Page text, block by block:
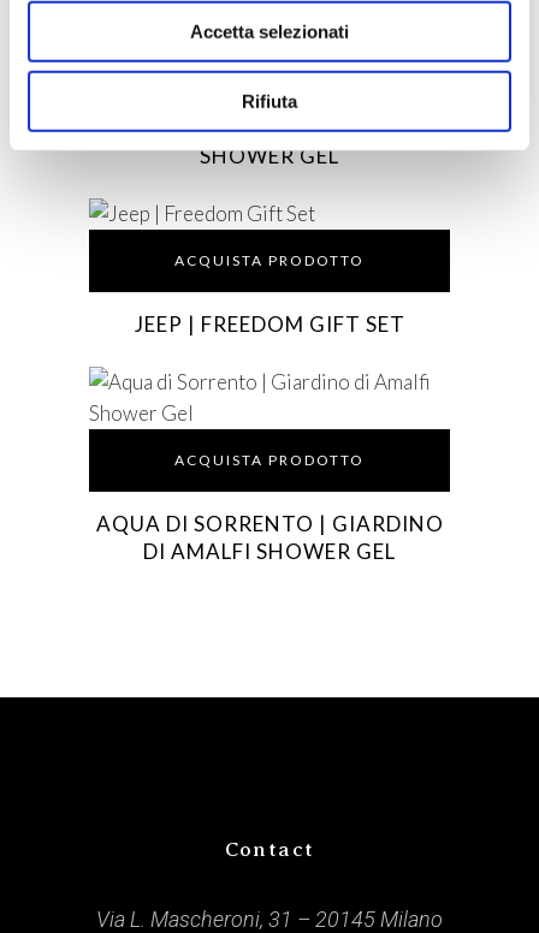
Accetta selezionati
Rifiuta
ACQUISTA PRODOTTO
JEEP | ADVENTURE SHAMPOO &
SHOWER GEL
ACQUISTA PRODOTTO
JEEP | FREEDOM GIFT SET
ACQUISTA PRODOTTO
AQUA DI SORRENTO | GIARDINO
DI AMALFI SHOWER GEL
Contact
Via L. Mascheroni, 31 – 20145 Milano